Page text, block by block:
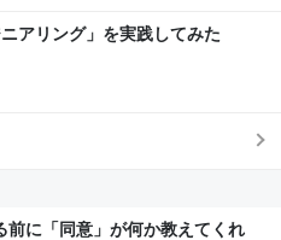
アリング」を実践してみた
前に「同意」が何か教えてくれ